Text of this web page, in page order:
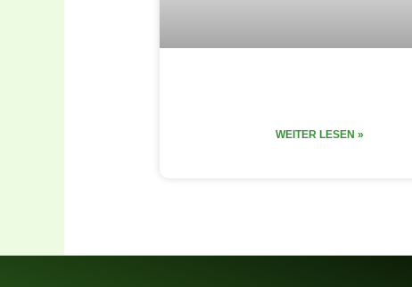
WEITER LESEN »